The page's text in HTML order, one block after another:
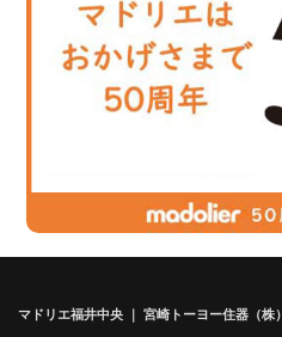
マドリエ福井中央 ｜ 宮崎トーヨー住器（株）